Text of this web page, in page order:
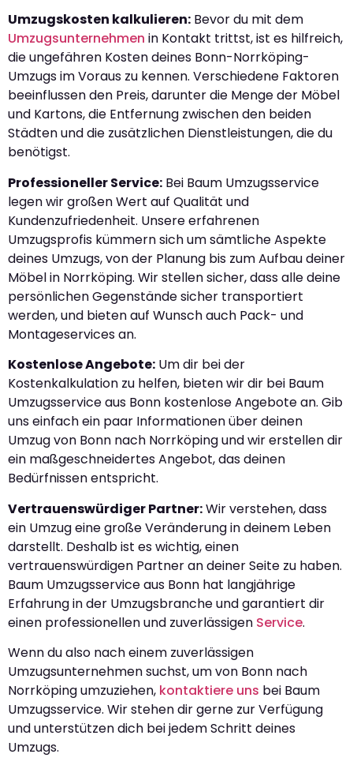
Umzugskosten kalkulieren: Bevor du mit dem
Umzugsunternehmen in Kontakt trittst, ist es hilfreich,
die ungefähren Kosten deines Bonn-Norrköping-
Umzugs im Voraus zu kennen. Verschiedene Faktoren
beeinflussen den Preis, darunter die Menge der Möbel
und Kartons, die Entfernung zwischen den beiden
Städten und die zusätzlichen Dienstleistungen, die du
benötigst.
Professioneller Service: Bei Baum Umzugsservice
legen wir großen Wert auf Qualität und
Kundenzufriedenheit. Unsere erfahrenen
Umzugsprofis kümmern sich um sämtliche Aspekte
deines Umzugs, von der Planung bis zum Aufbau deiner
Möbel in Norrköping. Wir stellen sicher, dass alle deine
persönlichen Gegenstände sicher transportiert
werden, und bieten auf Wunsch auch Pack- und
Montageservices an.
Kostenlose Angebote: Um dir bei der
Kostenkalkulation zu helfen, bieten wir dir bei Baum
Umzugsservice aus Bonn kostenlose Angebote an. Gib
uns einfach ein paar Informationen über deinen
Umzug von Bonn nach Norrköping und wir erstellen dir
ein maßgeschneidertes Angebot, das deinen
Bedürfnissen entspricht.
Vertrauenswürdiger Partner:Wir verstehen, dass
ein Umzug eine große Veränderung in deinem Leben
darstellt. Deshalb ist es wichtig, einen
vertrauenswürdigen Partner an deiner Seite zu haben.
Baum Umzugsservice aus Bonn hat langjährige
Erfahrung in der Umzugsbranche und garantiert dir
einen professionellen und zuverlässigen Service.
Wenn du also nach einem zuverlässigen
Umzugsunternehmen suchst, um von Bonn nach
Norrköping umzuziehen, kontaktiere uns bei Baum
Umzugsservice. Wir stehen dir gerne zur Verfügung
und unterstützen dich bei jedem Schritt deines
Umzugs.